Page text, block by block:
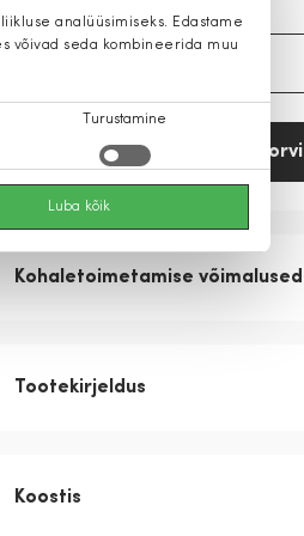
analüüsimiseks. Edastame
võivad seda kombineerida muu
Turustamine
Luba kõik
Lisa ostukorvi
Kohaletoimetamise võimalused
Tootekirjeldus
Koostis